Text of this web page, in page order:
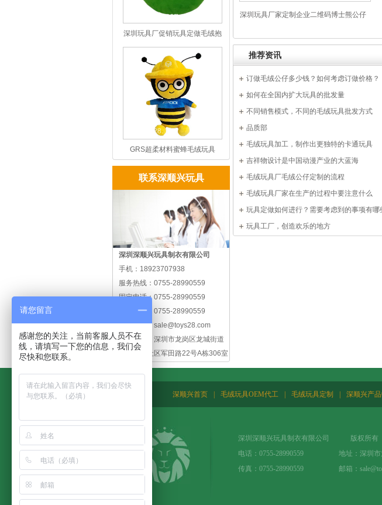
深圳玩具厂家定制企业二维码博士熊公仔
推荐资讯
订做毛绒公仔多少钱？如何考虑订做价格？
如何在全国内扩大玩具的批发量
不同销售模式，不同的毛绒玩具批发方式
品质部
毛绒玩具加工，制作出更独特的卡通玩具
吉祥物设计是中国动漫产业的大蓝海
毛绒玩具厂毛绒公仔定制的流程
毛绒玩具厂家在生产的过程中要注意什么
玩具定做如何进行？需要考虑到的事项有哪
玩具工厂，创造欢乐的地方
深圳玩具厂促销玩具定做毛绒抱
枕
GRS超柔材料蜜蜂毛绒玩具
联系深顺兴玩具
深圳深顺兴玩具制衣有限公司
手机： 18923707938
服务热线： 0755-28990559
固定电话： 0755-28990559
公司传真： 0755-28990559
公司邮箱： sale@toys28.com
公司地址： 深圳市龙岗区龙城街道
爱联新联社区军田路22号A栋306室
深顺兴首页 毛绒玩具OEM代工 毛绒玩具定制 深顺兴产
深圳深顺兴玩具制衣有限公司 版权所有
电话：0755-28990559 地址：深圳市龙
传真：0755-28990559 邮箱：
请您留言
感谢您的关注，当前客服人员不在
线，请填写一下您的信息，我们会
尽快和您联系。